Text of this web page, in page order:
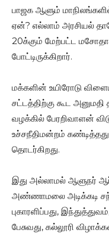
பாஜக ஆளும்
ஏன்? எல்லாம் அரசியல்
20க்கும் மேற்பட்ட
போட்டிருக்கிறார்.
மக்களின் உயிரோடு
சட்டத்திற்கு கூட
வழக்கில் பேரறிவாளன்
உச்சநீதிமன்றம்
தொடர்கிறது.
இது அல்லாமல் ஆளுநர்
அண்ணாமலை அடிக்கடி
புகாரளிப்பது,
பேசுவது, கல்லூரி